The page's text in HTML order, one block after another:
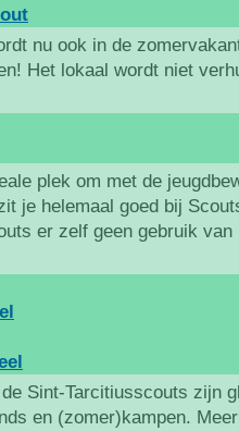
nu ook in de
Het lokaal wordt niet
plek om met de
je helemaal goed bij
er zelf geen gebruik
Sint-Tarcitiusscouts zijn
en (zomer)kampen.